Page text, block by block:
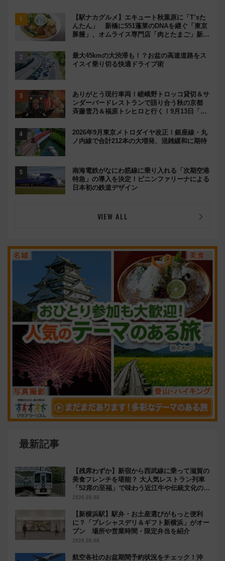
【駅ナカグルメ】エキュート秋葉原に「T’sた
んたん」 新橋に551蓬莱のDNAを継ぐ「東京
豚饅」、オムライス専門店「肉とたまご」新グ
最大45kmの大渋滞も！？お盆の高速道路をス
イスイ乗り切る快適ドライブ術
ありがとう現行車両！嵯峨野トロッコ貸切＆サ
ンダーバードレストランで語り合う秋の京都
斉藤雪乃＆福原トシヒロと行く！9月13日「京
2026年9月東京メトロダイヤ改正！銀座線・丸
ノ内線で合計212本の大増発、混雑緩和に期待
南海電鉄がなにわ筋線に乗り入れる「次期空港
特急」の導入を決定！ピニンファリーナによる
日本初の鉄道デザイン
VIEW ALL
最新記事
【残席わずか】新宿から西武線に乗って滋賀の
美食フレンチを堪能？ 大人気レストラン列車
「52席の至福」で味わう近江牛や伝統文化の特
別コラボ
2026.08.08
【新横浜駅】駅弁・お土産選びがもっと便利
に？「プレシャスデリ＆ギフト新横浜」がオー
プン 場所や営業時間・限定弁当を紹介
2026.08.08
航空各社のお盆期間予約状況をチェック！沖